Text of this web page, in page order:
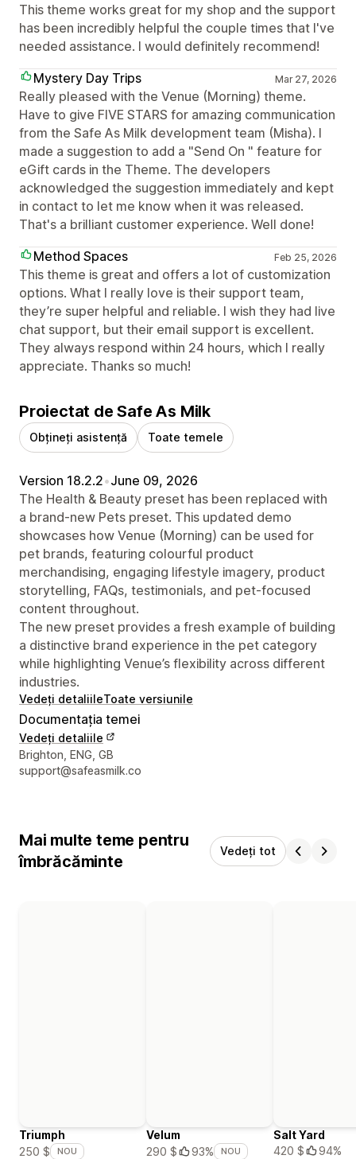
This theme works great for my shop and the support
has been incredibly helpful the couple times that I've
needed assistance. I would definitely recommend!
Mystery Day Trips
Mar 27, 2026
Really pleased with the Venue (Morning) theme.
Have to give FIVE STARS for amazing communication
from the Safe As Milk development team (Misha). I
made a suggestion to add a "Send On " feature for
eGift cards in the Theme. The developers
acknowledged the suggestion immediately and kept
in contact to let me know when it was released.
That's a brilliant customer experience. Well done!
Method Spaces
Feb 25, 2026
This theme is great and offers a lot of customization
options. What I really love is their support team,
they’re super helpful and reliable. I wish they had live
chat support, but their email support is excellent.
They always respond within 24 hours, which I really
appreciate. Thanks so much!
Proiectat de Safe As Milk
Obțineți asistență Toate temele
Version 18.2.2•June 09, 2026
The Health & Beauty preset has been replaced with
a brand-new Pets preset. This updated demo
showcases how Venue (Morning) can be used for
pet brands, featuring colourful product
merchandising, engaging lifestyle imagery, product
storytelling, FAQs, testimonials, and pet-focused
content throughout.
The new preset provides a fresh example of building
a distinctive brand experience in the pet category
while highlighting Venue’s flexibility across different
industries.
Vedeți detaliileToate versiunile
Documentația temei
Vedeți detaliile
Detaliile de contact ale designerului
Brighton, ENG, GB
support@safeasmilk.co
Mai multe teme pentru
îmbrăcăminte
Vedeți tot
Triumph
250 $
NOU
Velum
290 $
93% NOU
Salt Yard
420 $
94%